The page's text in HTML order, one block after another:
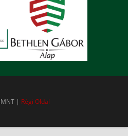
| Régi Oldal